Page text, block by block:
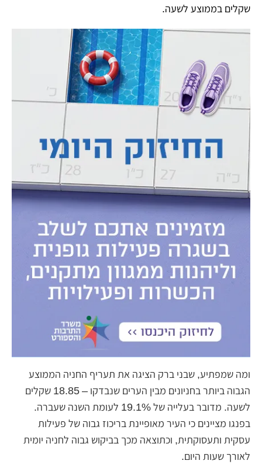
שקלים בממוצע לשעה.
ומה שמפתיע, שבני ברק הציגה את תעריף החניה הממוצע
הגבוה ביותר בחניונים מבין הערים שנבדקו – 18.85 שקלים
לשעה. מדובר בעלייה של 19.1% לעומת השנה שעברה.
בפנגו מציינים כי העיר מאופיינת בריכוז גבוה של פעילות
עסקית ותעסוקתית, וכתוצאה מכך בביקוש גבוה לחניה יומית
לאורך שעות היום.